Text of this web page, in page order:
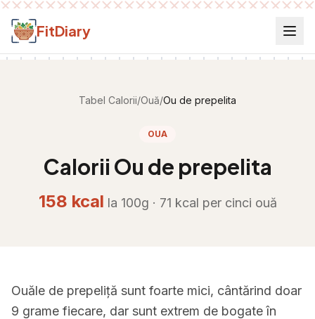
Salt la conținut
FitDiary
Tabel Calorii/Ouă/Ou de prepelita
OUA
Calorii Ou de prepelita
158 kcal la 100g · 71 kcal per cinci ouă
Ouăle de prepeliță sunt foarte mici, cântărind doar
9 grame fiecare, dar sunt extrem de bogate în